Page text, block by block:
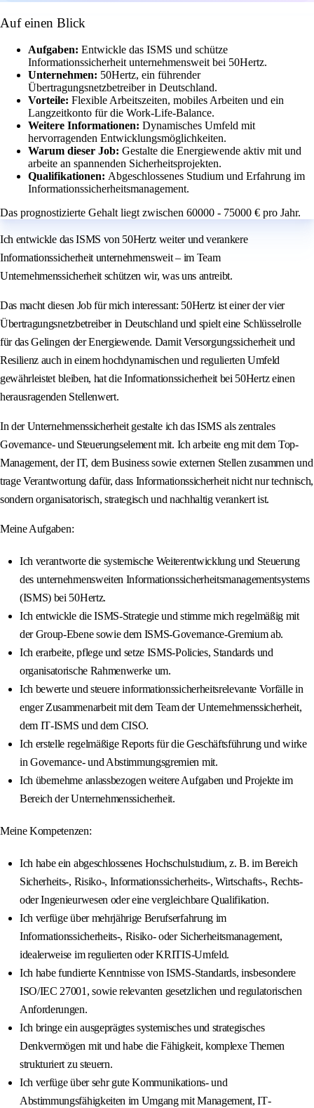
Auf einen Blick
Aufgaben: Entwickle das ISMS und schütze
Informationssicherheit unternehmensweit bei 50Hertz.
Unternehmen: 50Hertz, ein führender
Übertragungsnetzbetreiber in Deutschland.
Vorteile: Flexible Arbeitszeiten, mobiles Arbeiten und ein
Langzeitkonto für die Work-Life-Balance.
Weitere Informationen: Dynamisches Umfeld mit
hervorragenden Entwicklungsmöglichkeiten.
Warum dieser Job: Gestalte die Energiewende aktiv mit und
arbeite an spannenden Sicherheitsprojekten.
Qualifikationen: Abgeschlossenes Studium und Erfahrung im
Informationssicherheitsmanagement.
Das prognostizierte Gehalt liegt zwischen 60000 - 75000 € pro Jahr.
Ich entwickle das ISMS von 50Hertz weiter und verankere
Informationssicherheit unternehmensweit – im Team
Unternehmenssicherheit schützen wir, was uns antreibt.
Das macht diesen Job für mich interessant: 50Hertz ist einer der vier
Übertragungsnetzbetreiber in Deutschland und spielt eine Schlüsselrolle
für das Gelingen der Energiewende. Damit Versorgungssicherheit und
Resilienz auch in einem hochdynamischen und regulierten Umfeld
gewährleistet bleiben, hat die Informationssicherheit bei 50Hertz einen
herausragenden Stellenwert.
In der Unternehmenssicherheit gestalte ich das ISMS als zentrales
Governance‐ und Steuerungselement mit. Ich arbeite eng mit dem Top‐
Management, der IT, dem Business sowie externen Stellen zusammen und
trage Verantwortung dafür, dass Informationssicherheit nicht nur technisch,
sondern organisatorisch, strategisch und nachhaltig verankert ist.
Meine Aufgaben:
Ich verantworte die systemische Weiterentwicklung und Steuerung
des unternehmensweiten Informationssicherheitsmanagementsystems
(ISMS) bei 50Hertz.
Ich entwickle die ISMS‐Strategie und stimme mich regelmäßig mit
der Group‐Ebene sowie dem ISMS‐Governance‐Gremium ab.
Ich erarbeite, pflege und setze ISMS‐Policies, Standards und
organisatorische Rahmenwerke um.
Ich bewerte und steuere informationssicherheitsrelevante Vorfälle in
enger Zusammenarbeit mit dem Team der Unternehmenssicherheit,
dem IT‐ISMS und dem CISO.
Ich erstelle regelmäßige Reports für die Geschäftsführung und wirke
in Governance‐ und Abstimmungsgremien mit.
Ich übernehme anlassbezogen weitere Aufgaben und Projekte im
Bereich der Unternehmenssicherheit.
Meine Kompetenzen:
Ich habe ein abgeschlossenes Hochschulstudium, z. B. im Bereich
Sicherheits‐, Risiko‐, Informationssicherheits‐, Wirtschafts‐, Rechts‐
oder Ingenieurwesen oder eine vergleichbare Qualifikation.
Ich verfüge über mehrjährige Berufserfahrung im
Informationssicherheits‐, Risiko‐ oder Sicherheitsmanagement,
idealerweise im regulierten oder KRITIS‐Umfeld.
Ich habe fundierte Kenntnisse von ISMS‐Standards, insbesondere
ISO/IEC 27001, sowie relevanten gesetzlichen und regulatorischen
Anforderungen.
Ich bringe ein ausgeprägtes systemisches und strategisches
Denkvermögen mit und habe die Fähigkeit, komplexe Themen
strukturiert zu steuern.
Ich verfüge über sehr gute Kommunikations‐ und
Abstimmungsfähigkeiten im Umgang mit Management, IT‐